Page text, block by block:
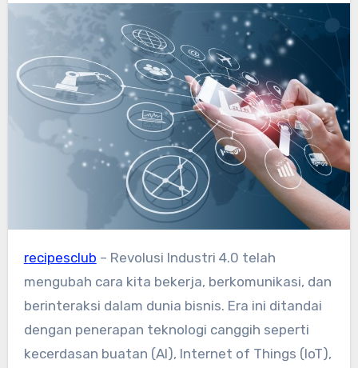
recipesclub – Revolusi Industri 4.0 telah
mengubah cara kita bekerja, berkomunikasi, dan
berinteraksi dalam dunia bisnis. Era ini ditandai
dengan penerapan teknologi canggih seperti
kecerdasan buatan (AI), Internet of Things (IoT),